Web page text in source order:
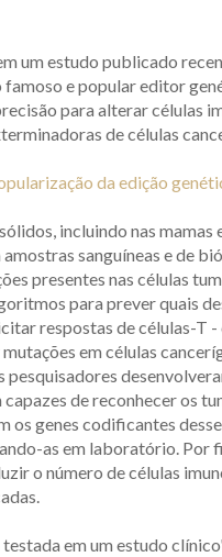
um estudo publicado
e popular editor
para alterar células
de células
da edição
incluindo nas mamas
sanguíneas e de
presentes nas células
para prever quais
respostas de células-T -
em células
de reconhecer os
os genes codificantes
as em laboratório. Por
o número de células
em um estudo